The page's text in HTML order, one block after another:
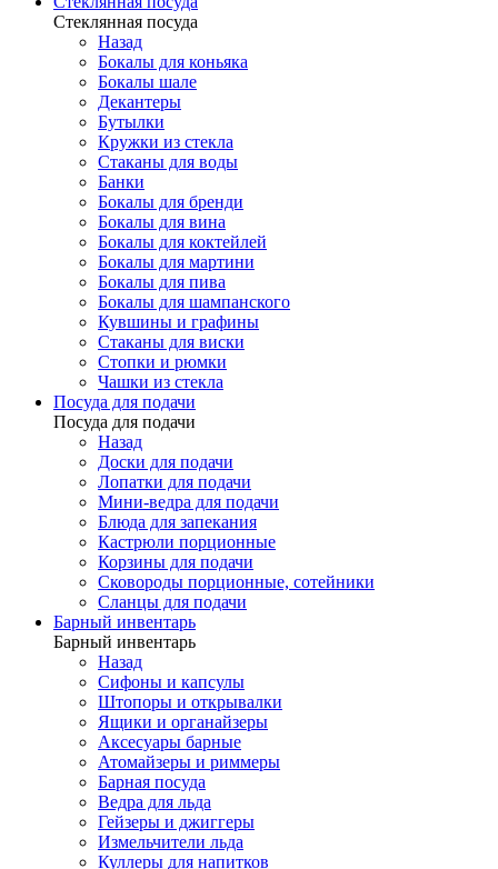
Стеклянная посуда
Назад
Бокалы для коньяка
Бокалы шале
Декантеры
Бутылки
Кружки из стекла
Стаканы для воды
Банки
Бокалы для бренди
Бокалы для вина
Бокалы для коктейлей
Бокалы для мартини
Бокалы для пива
Бокалы для шампанского
Кувшины и графины
Стаканы для виски
Стопки и рюмки
Чашки из стекла
Посуда для подачи
Посуда для подачи
Назад
Доски для подачи
Лопатки для подачи
Мини-ведра для подачи
Блюда для запекания
Кастрюли порционные
Корзины для подачи
Сковороды порционные, сотейники
Сланцы для подачи
Барный инвентарь
Барный инвентарь
Назад
Сифоны и капсулы
Штопоры и открывалки
Ящики и органайзеры
Аксесуары барные
Атомайзеры и риммеры
Барная посуда
Ведра для льда
Гейзеры и джиггеры
Измельчители льда
Куллеры для напитков